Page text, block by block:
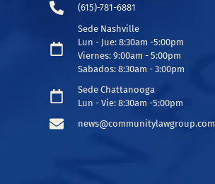
(615)-781-6881
Sede Nashville
Lun - Jue: 8:30am -5:00pm
Viernes: 9:00am - 5:00pm
Sabados: 8:30am - 3:00pm
Sede Chattanooga
Lun - Vie: 8:30am -5:00pm
news@communitylawgroup.com